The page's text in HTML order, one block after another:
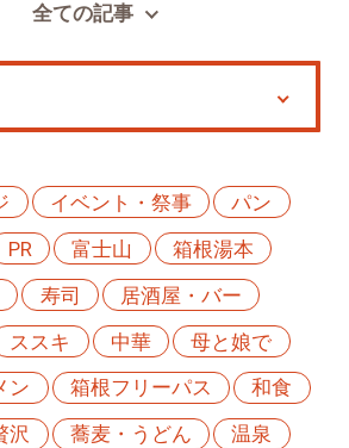
全ての記事
特集
イベント・祭事
パン
PR 富士山
箱根湯本
寿司
居酒屋・バー
ススキ 中華
母と娘で
ン 箱根フリーパス
和食
沢 蕎麦・うどん
温泉